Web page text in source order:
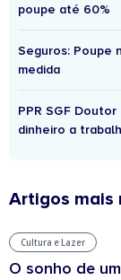
poupe até 60%
Seguros: Poupe
medida
PPR SGF
dinheiro a
Artigos mais
Cultura e Lazer
O sonho de